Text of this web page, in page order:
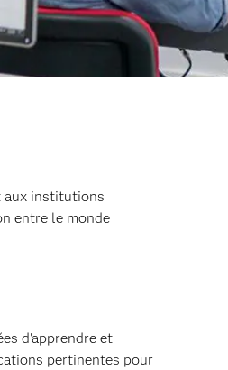
aux institutions
entre le monde
d'apprendre et
pertinentes pour